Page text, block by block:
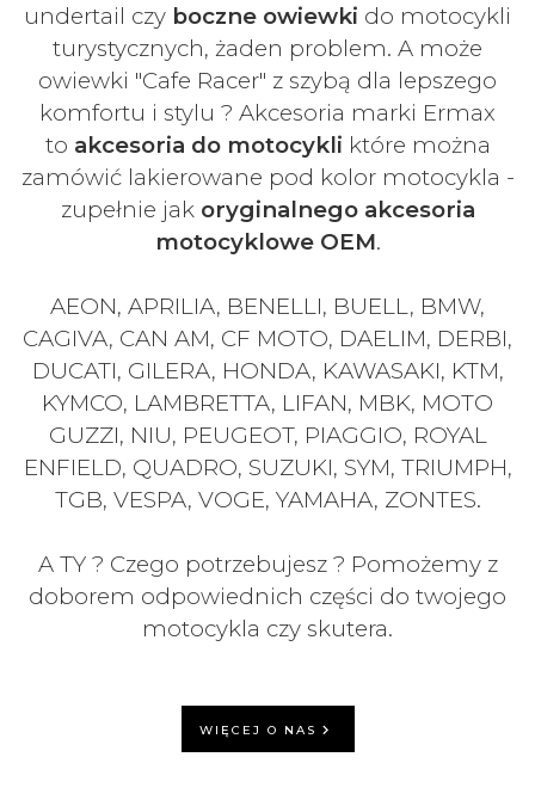
undertail czy boczne owiewki do motocykli
turystycznych, żaden problem. A może
owiewki "Cafe Racer" z szybą dla lepszego
komfortu i stylu ? Akcesoria marki Ermax
to akcesoria do motocykli które można
zamówić lakierowane pod kolor motocykla -
zupełnie jak oryginalnego akcesoria
motocyklowe OEM.
AEON, APRILIA, BENELLI, BUELL, BMW,
CAGIVA, CAN AM, CF MOTO, DAELIM, DERBI,
DUCATI, GILERA, HONDA, KAWASAKI, KTM,
KYMCO, LAMBRETTA, LIFAN, MBK, MOTO
GUZZI, NIU, PEUGEOT, PIAGGIO, ROYAL
ENFIELD, QUADRO, SUZUKI, SYM, TRIUMPH,
TGB, VESPA, VOGE, YAMAHA, ZONTES.
A TY ? Czego potrzebujesz ? Pomożemy z
doborem odpowiednich części do twojego
motocykla czy skutera.
WIĘCEJ O NAS